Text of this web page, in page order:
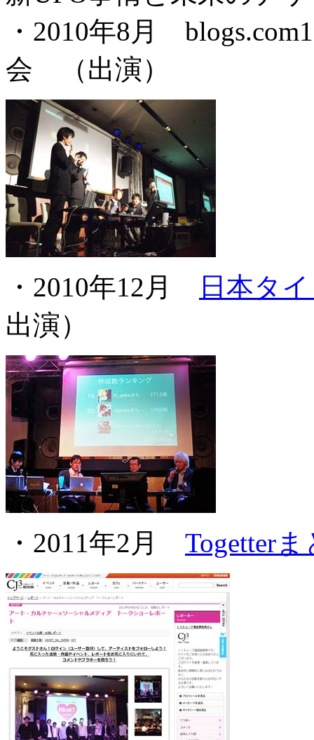
・2010年8月
会 （出演）
・2010年12月
日本タ
出演）
・2011年2月 Togetter